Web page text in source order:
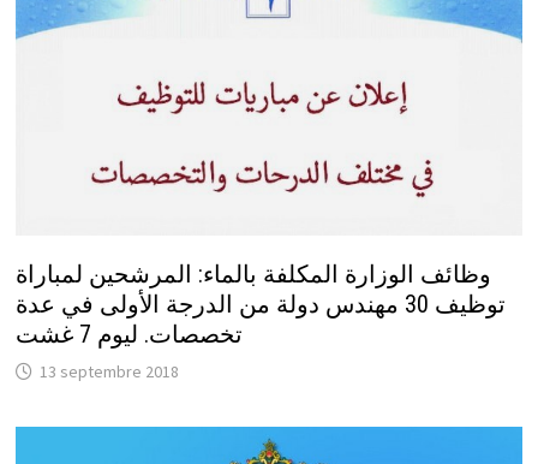
وظائف الوزارة المكلفة بالماء: المرشحين لمباراة
توظيف 30 مهندس دولة من الدرجة الأولى في عدة
تخصصات. ليوم 7 غشت
13 septembre 2018